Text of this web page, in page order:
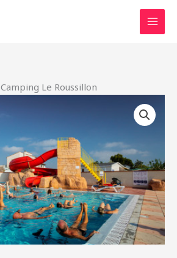
Camping Le Roussillon